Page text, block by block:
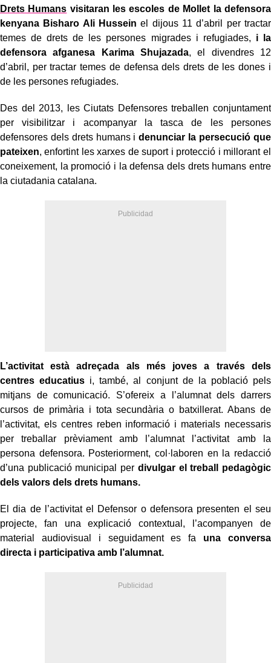
Drets Humans visitaran les escoles de Mollet la defensora
kenyana Bisharo Ali Hussein el dijous 11 d’abril per tractar
temes de drets de les persones migrades i refugiades, i la
defensora afganesa Karima Shujazada, el divendres 12
d’abril, per tractar temes de defensa dels drets de les dones i
de les persones refugiades.
Des del 2013, les Ciutats Defensores treballen conjuntament
per visibilitzar i acompanyar la tasca de les persones
defensores dels drets humans idenunciar la persecució que
pateixen, enfortint les xarxes de suport i protecció i millorant el
coneixement, la promoció i la defensa dels drets humans entre
la ciutadania catalana.
L’activitat està adreçada als més joves a través dels
centres educatius i, també, al conjunt de la població pels
mitjans de comunicació. S’ofereix a l’alumnat dels darrers
cursos de primària i tota secundària o batxillerat. Abans de
l’activitat, els centres reben informació i materials necessaris
per treballar prèviament amb l’alumnat l’activitat amb la
persona defensora. Posteriorment, col·laboren en la redacció
d’una publicació municipal per divulgar el treball pedagògic
dels valors dels drets humans.
El dia de l’activitat el Defensor o defensora presenten el seu
projecte, fan una explicació contextual, l’acompanyen de
material audiovisual i seguidament es fa una conversa
directa i participativa amb l’alumnat.